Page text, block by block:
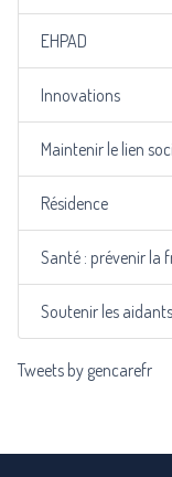
EHPAD
Innovations
Maintenir le lien
Résidence
Santé : prévenir la
Soutenir les aidants
Tweets by gencarefr